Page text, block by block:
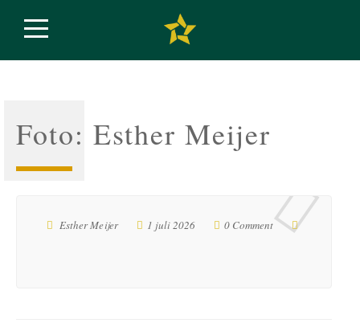
Foto: Esther Meijer
Esther Meijer 1 juli 2026 0 Comment